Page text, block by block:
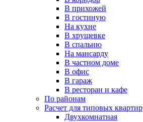
В прихожей
В гостиную
На кухне
В хрущевке
В спальню
На мансарду
В частном доме
В офис
В гараж
В ресторан и кафе
По районам
Расчет для типовых квартир
Двухкомнатная